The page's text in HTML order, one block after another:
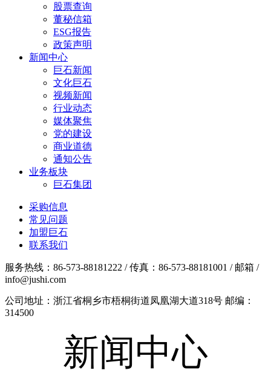
股票查询
董秘信箱
ESG报告
政策声明
新闻中心
巨石新闻
文化巨石
视频新闻
行业动态
媒体聚焦
党的建设
商业道德
通知公告
业务板块
巨石集团
采购信息
常见问题
加盟巨石
联系我们
服务热线：86-573-88181222 / 传真：86-573-88181001 / 邮箱 /
info@jushi.com
公司地址：浙江省桐乡市梧桐街道凤凰湖大道318号 邮编：
314500
新闻中心